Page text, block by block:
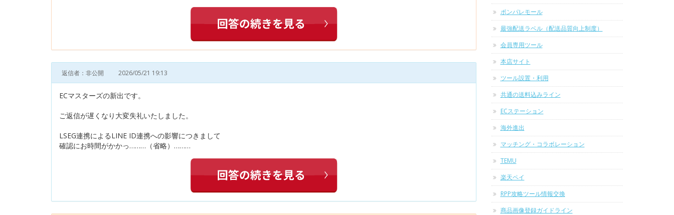
返信者：非公開 2026/05/21 19:13
ECマスターズの新出です。
ご返信が遅くなり大変失礼いたしました。
LSEG連携によるLINE ID連携への影響につきまして
確認にお時間がかかっ………（省略）………
ポンパレモール
最強配送ラベル（配送品質向上制度）
会員専用ツール
本店サイト
ツール設置・利用
共通の送料込みライン
ECステーション
海外進出
マッチング・コラボレーション
TEMU
楽天ペイ
RPP攻略ツール情報交換
商品画像登録ガイドライン